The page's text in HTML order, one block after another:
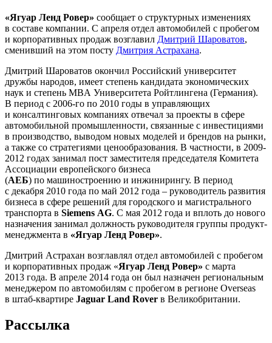
«Ягуар Ленд Ровер» сообщает о структурных изменениях
в составе компании. С апреля отдел автомобилей с пробегом
и корпоративных продаж возглавил Дмитрий Шароватов,
сменивший на этом посту Дмитрия Астрахана.
Дмитрий Шароватов окончил Российский университет
дружбы народов, имеет степень кандидата экономических
наук и степень MBA Университета Ройтлингена (Германия).
В период с 2006-го по 2010 годы в управляющих
и консалтинговых компаниях отвечал за проекты в сфере
автомобильной промышленности, связанные с инвестициями
в производство, выводом новых моделей и брендов на рынки,
а также со стратегиями ценообразования. В частности, в 2009-
2012 годах занимал пост заместителя председателя Комитета
Ассоциации европейского бизнеса
(АЕБ) по машиностроению и инжинирингу. В период
с декабря 2010 года по май 2012 года – руководитель развития
бизнеса в сфере решений для городского и магистрального
транспорта в Siemens AG. С мая 2012 года и вплоть до нового
назначения занимал должность руководителя группы продукт-
менеджмента в «Ягуар Ленд Ровер».
Дмитрий Астрахан возглавлял отдел автомобилей с пробегом
и корпоративных продаж «Ягуар Ленд Ровер» с марта
2013 года. В апреле 2014 года он был назначен региональным
менеджером по автомобилям с пробегом в регионе Overseas
в штаб-квартире Jaguar Land Rover в Великобритании.
Рассылка